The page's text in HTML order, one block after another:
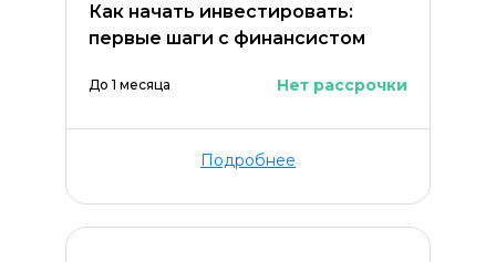
Как начать инвестировать:
первые шаги с финансистом
До 1 месяца Нет рассрочки
Подробнее